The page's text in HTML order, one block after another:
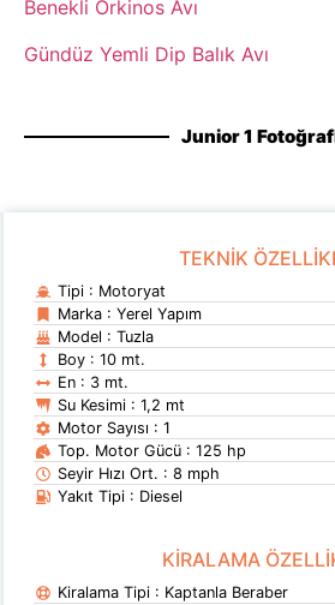
Benekli Orkinos Avı
Gündüz Yemli Dip Balık Avı
Junior 1
TEKNİK
Tipi : Motoryat
Marka : Yerel Yapım
Model : Tuzla
Boy : 10 mt.
En : 3 mt.
Su Kesimi : 1,2 mt
Motor Sayısı : 1
Top. Motor Gücü : 125 hp
Seyir Hızı Ort. : 8 mph
Yakıt Tipi : Diesel
KİRALAMA
Kiralama Tipi : Kaptanla Beraber